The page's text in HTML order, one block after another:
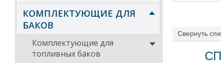
КОМПЛЕКТУЮЩИЕ ДЛЯ
БАКОВ
Комплектующие для
топливных баков
Свернуть